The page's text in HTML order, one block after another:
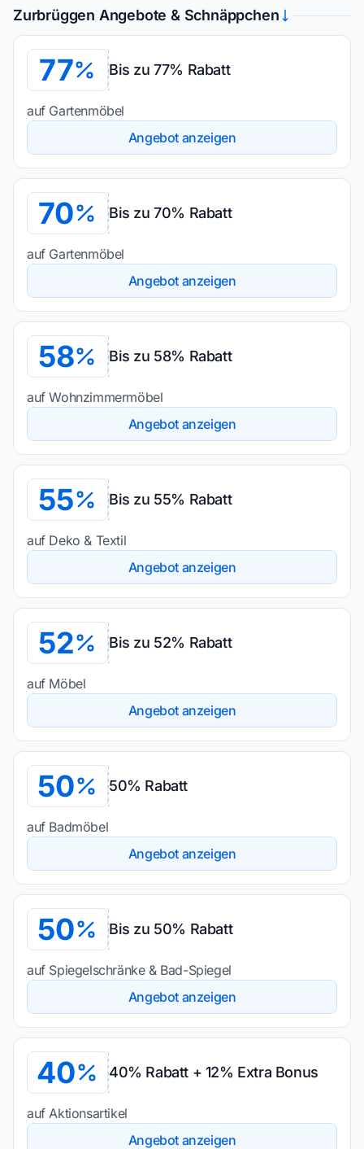
Zurbrüggen Angebote & Schnäppchen
77 Bis zu 77% Rabatt
auf Gartenmöbel
Angebot anzeigen
70 Bis zu 70% Rabatt
auf Gartenmöbel
Angebot anzeigen
58 Bis zu 58% Rabatt
auf Wohnzimmermöbel
Angebot anzeigen
55 Bis zu 55% Rabatt
auf Deko & Textil
Angebot anzeigen
52 Bis zu 52% Rabatt
auf Möbel
Angebot anzeigen
50 50% Rabatt
auf Badmöbel
Angebot anzeigen
50 Bis zu 50% Rabatt
auf Spiegelschränke & Bad-Spiegel
Angebot anzeigen
40 40% Rabatt + 12% Extra Bonus
auf Aktionsartikel
Angebot anzeigen